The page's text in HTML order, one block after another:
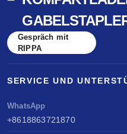
Gespräch mit
RIPPA
SERVICE UND
WhatsApp
+8618863721870